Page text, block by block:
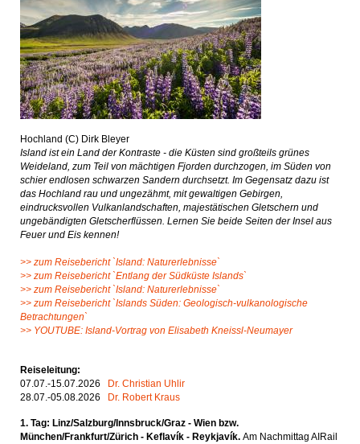
Hochland (C) Dirk Bleyer
Island ist ein Land der Kontraste - die Küsten sind großteils grünes
Weideland, zum Teil von mächtigen Fjorden durchzogen, im Süden von
schier endlosen schwarzen Sandern durchsetzt. Im Gegensatz dazu ist
das Hochland rau und ungezähmt, mit gewaltigen Gebirgen,
eindrucksvollen Vulkanlandschaften, majestätischen Gletschern und
ungebändigten Gletscherflüssen. Lernen Sie beide Seiten der Insel aus
Feuer und Eis kennen!
>> zum Reisebericht `Island: Naturerlebnisse`
>> zum Reisebericht `Entlang der Südküste Islands`
>> zum Reisebericht `Island: Naturerlebnisse`
>> zum Reisebericht `Islands Süden: Geologisch-vulkanologische
Betrachtungen`
>> YOUTUBE: Island-Vortrag von Elisabeth Kneissl-Neumayer
Reiseleitung:
07.07.-15.07.2026
Dr. Christian Uhlir
28.07.-05.08.2026
Dr. Robert Kraus
1. Tag: Linz/Salzburg/Innsbruck/Graz - Wien bzw.
München/Frankfurt/Zürich - Keflavík - Reykjavík. Am Nachmittag AIRail